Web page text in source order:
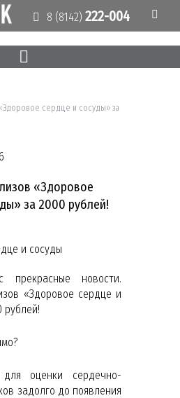
8 (8142)222-004
сердце и сосуды» за
«Здоровое
за 2000 рублей!
прекрасные новости.
«Здоровое сердце и
рублей!
для оценки сердечно-
задолго до появления